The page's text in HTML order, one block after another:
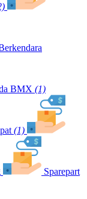
BMX (1)
(1)
Sparepart